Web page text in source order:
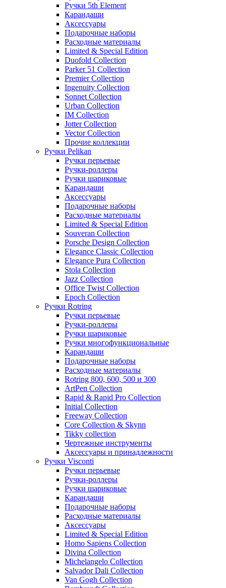
Ручки 5th Element
Карандаши
Аксессуары
Подарочные наборы
Расходные материалы
Limited & Special Edition
Duofold Collection
Parker 51 Collection
Premier Collection
Ingenuity Collection
Sonnet Collection
Urban Collection
IM Collection
Jotter Collection
Vector Collection
Прочие коллекции
Ручки Pelikan
Ручки перьевые
Ручки-роллеры
Ручки шариковые
Карандаши
Аксессуары
Подарочные наборы
Расходные материалы
Limited & Special Edition
Souveran Collection
Porsche Design Collection
Elegance Classic Collection
Elegance Pura Collection
Stola Collection
Jazz Collection
Office Twist Collection
Epoch Collection
Ручки Rotring
Ручки перьевые
Ручки-роллеры
Ручки шариковые
Ручки многофункциональные
Карандаши
Подарочные наборы
Расходные материалы
Rotring 800, 600, 500 и 300
ArtPen Collection
Rapid & Rapid Pro Collection
Initial Collection
Freeway Collection
Core Collection & Skynn
Tikky collection
Чертежные инструменты
Аксессуары и принадлежности
Ручки Visconti
Ручки перьевые
Ручки-роллеры
Ручки шариковые
Карандаши
Подарочные наборы
Расходные материалы
Аксессуары
Limited & Special Edition
Homo Sapiens Collection
Divina Collection
Michelangelo Collection
Salvador Dali Collection
Van Gogh Collection